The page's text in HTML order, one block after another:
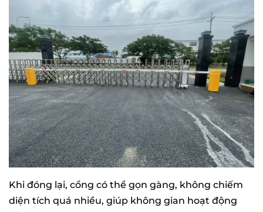
Khi đóng lại, cổng có thể gọn gàng, không chiếm
diện tích quá nhiều, giúp không gian hoạt động